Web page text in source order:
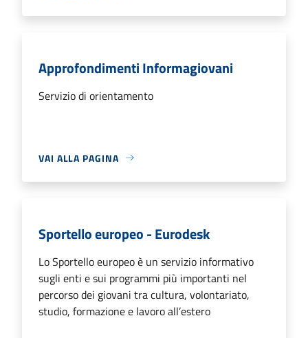
Approfondimenti Informagiovani
Servizio di orientamento
VAI ALLA PAGINA
Sportello europeo - Eurodesk
Lo Sportello europeo è un servizio informativo
sugli enti e sui programmi più importanti nel
percorso dei giovani tra cultura, volontariato,
studio, formazione e lavoro all’estero